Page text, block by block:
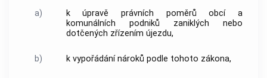
a)
k úpravě právních poměrů obcí a
komunálních podniků zaniklých nebo
dotčených zřízením újezdu,
b) k vypořádání nároků podle tohoto zákona,